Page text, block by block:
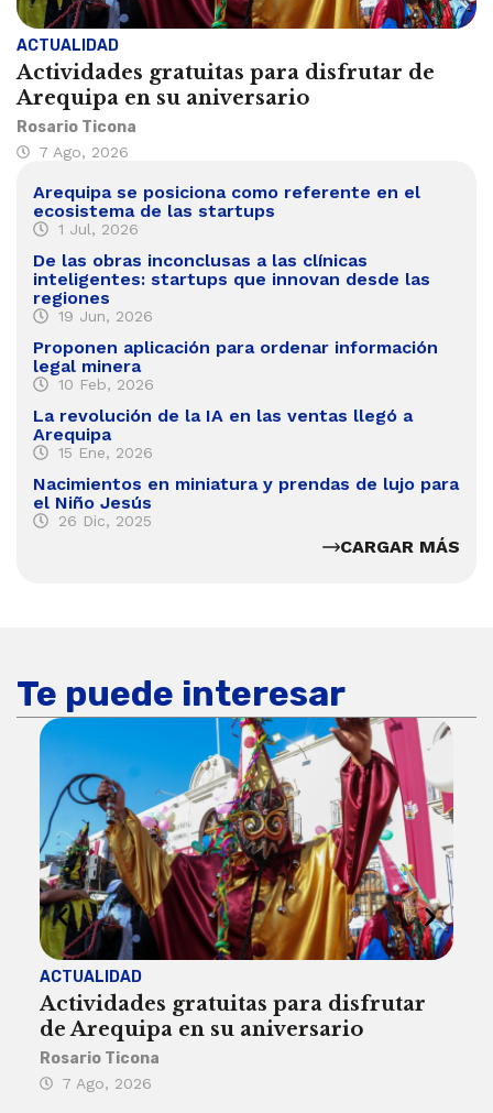
ACTUALIDAD
Actividades gratuitas para disfrutar de
Arequipa en su aniversario
Rosario Ticona
7 Ago, 2026
Arequipa se posiciona como referente en el
ecosistema de las startups
1 Jul, 2026
De las obras inconclusas a las clínicas
inteligentes: startups que innovan desde las
regiones
19 Jun, 2026
Proponen aplicación para ordenar información
legal minera
10 Feb, 2026
La revolución de la IA en las ventas llegó a
Arequipa
15 Ene, 2026
Nacimientos en miniatura y prendas de lujo para
el Niño Jesús
26 Dic, 2025
CARGAR MÁS
Te puede interesar
ACTUALIDAD
Actividades gratuitas para disfrutar
de Arequipa en su aniversario
Rosario Ticona
7 Ago, 2026